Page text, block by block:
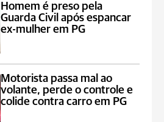
Homem é preso pela
Guarda Civil após espancar
ex-mulher em PG
Motorista passa mal ao
volante, perde o controle e
colide contra carro em PG